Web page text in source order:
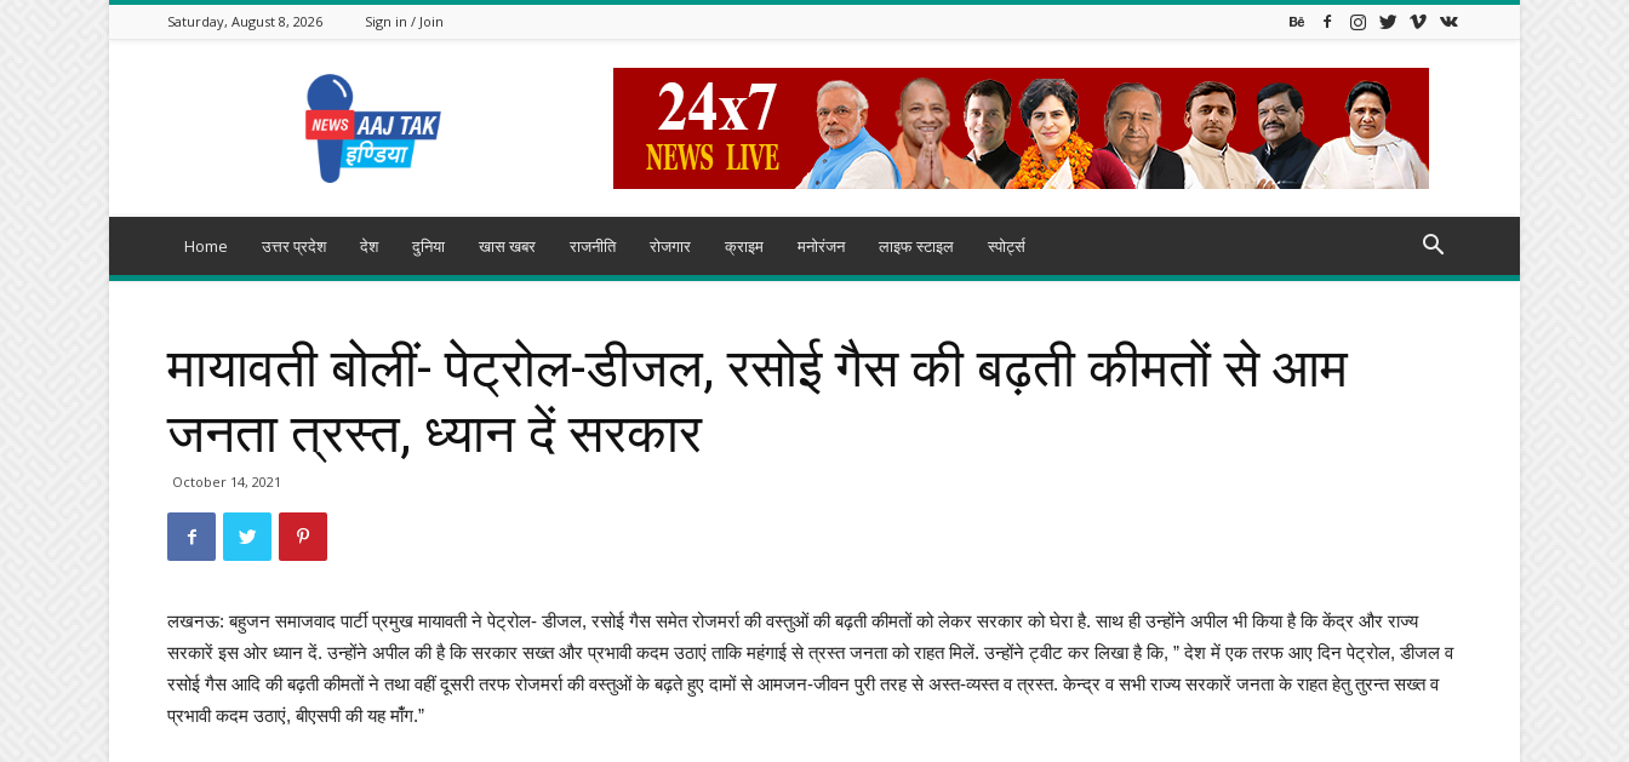
Saturday, August 8, 2026 Sign in / Join
India
Home उत्तर प्रदेश देश दुनिया खास खबर राजनीति रोजगार क्राइम मनोरंजन लाइफ स्टाइल स्पोर्ट्स
मायावती बोलीं- पेट्रोल-डीजल, रसोई गैस की बढ़ती कीमतों से आम
जनता त्रस्त, ध्यान दें सरकार
October 14, 2021
लखनऊ: बहुजन समाजवाद पार्टी प्रमुख मायावती ने पेट्रोल- डीजल, रसोई गैस समेत रोजमर्रा की वस्तुओं की बढ़ती कीमतों को लेकर सरकार को घेरा है. साथ ही उन्होंने अपील भी किया है कि केंद्र और राज्य
सरकारें इस ओर ध्यान दें. उन्होंने अपील की है कि सरकार सख्त और प्रभावी कदम उठाएं ताकि महंगाई से त्रस्त जनता को राहत मिलें. उन्होंने ट्वीट कर लिखा है कि, ” देश में एक तरफ आए दिन पेट्रोल, डीजल व
रसोई गैस आदि की बढ़ती कीमतों ने तथा वहीं दूसरी तरफ रोजमर्रा की वस्तुओं के बढ़ते हुए दामों से आमजन-जीवन पुरी तरह से अस्त-व्यस्त व त्रस्त. केन्द्र व सभी राज्य सरकारें जनता के राहत हेतु तुरन्त सख्त व
प्रभावी कदम उठाएं, बीएसपी की यह मांँग.”